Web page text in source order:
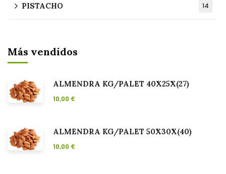
PISTACHO 14
Más vendidos
ALMENDRA KG/PALET 40X25X(27)
10,00 €
ALMENDRA KG/PALET 50X30X(40)
10,00 €